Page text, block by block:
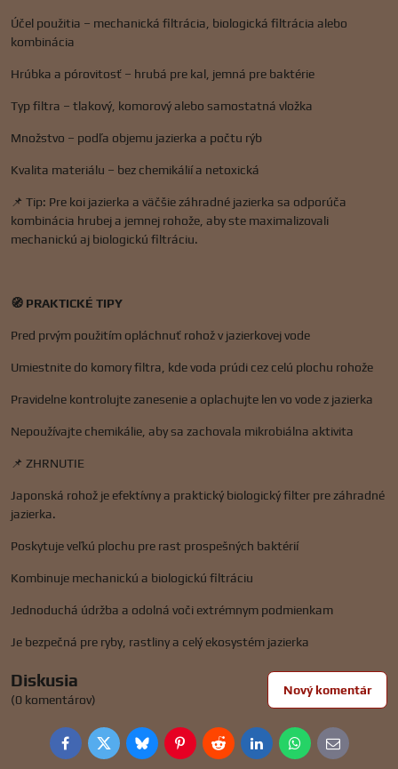
Účel použitia – mechanická filtrácia, biologická filtrácia alebo
kombinácia
Hrúbka a pórovitosť – hrubá pre kal, jemná pre baktérie
Typ filtra – tlakový, komorový alebo samostatná vložka
Množstvo – podľa objemu jazierka a počtu rýb
Kvalita materiálu – bez chemikálií a netoxická
📌 Tip: Pre koi jazierka a väčšie záhradné jazierka sa odporúča
kombinácia hrubej a jemnej rohože, aby ste maximalizovali
mechanickú aj biologickú filtráciu.
🧭 PRAKTICKÉ TIPY
Pred prvým použitím opláchnuť rohož v jazierkovej vode
Umiestnite do komory filtra, kde voda prúdi cez celú plochu rohože
Pravidelne kontrolujte zanesenie a oplachujte len vo vode z jazierka
Nepoužívajte chemikálie, aby sa zachovala mikrobiálna aktivita
📌 ZHRNUTIE
Japonská rohož je efektívny a praktický biologický filter pre záhradné
jazierka.
Poskytuje veľkú plochu pre rast prospešných baktérií
Kombinuje mechanickú a biologickú filtráciu
Jednoduchá údržba a odolná voči extrémnym podmienkam
Je bezpečná pre ryby, rastliny a celý ekosystém jazierka
Diskusia
(0 komentárov)
Nový komentár
FacebookTwitterBlueskyPinterestRedditLinkedInWhatsApp
E-
mail